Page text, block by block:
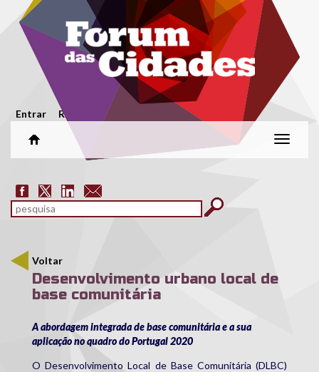
Passar para o conteúdo principal
Menu secundário
Entrar Registar
Alterar
Formulário de pesquisa
pesquisar
Voltar
Desenvolvimento urbano local de
base comunitária
A abordagem integrada de base comunitária e a sua
aplicação no quadro do Portugal 2020
O Desenvolvimento Local de Base Comunitária (DLBC)